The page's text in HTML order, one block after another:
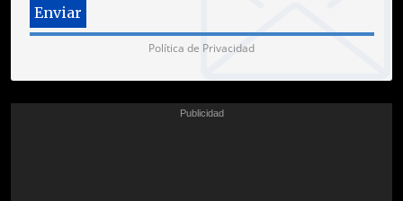
Política de Privacidad